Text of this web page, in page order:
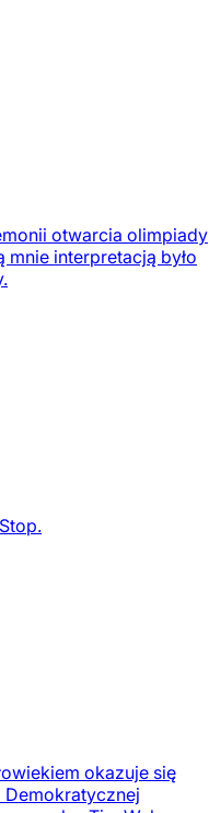
otwarcia olimpiady
interpretacją było
okazuje się